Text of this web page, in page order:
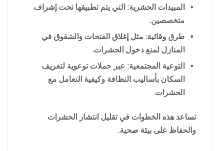
المبيدات الحشرية: التي يتم تطبيقها تحت إشراف
متخصصين.
طرق وقائية: مثل إغلاق الفتحات والشقوق في
المنازل لمنع دخول الحشرات.
التوعية المجتمعية: عبر حملات توعوية لتعريف
السكان بأساليب النظافة وكيفية التعامل مع
الحشرات.
تساعد هذه الخطوات في تقليل انتشار الحشرات
والحفاظ على بيئة صحية.